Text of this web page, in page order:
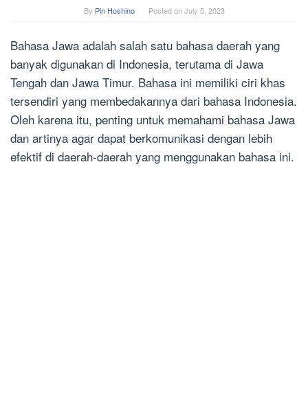
By Pin Hoshino Posted onJuly 5, 2023
Bahasa Jawa adalah salah satu bahasa daerah yang
banyak digunakan di Indonesia, terutama di Jawa
Tengah dan Jawa Timur. Bahasa ini memiliki ciri khas
tersendiri yang membedakannya dari bahasa Indonesia.
Oleh karena itu, penting untuk memahami bahasa Jawa
dan artinya agar dapat berkomunikasi dengan lebih
efektif di daerah-daerah yang menggunakan bahasa ini.